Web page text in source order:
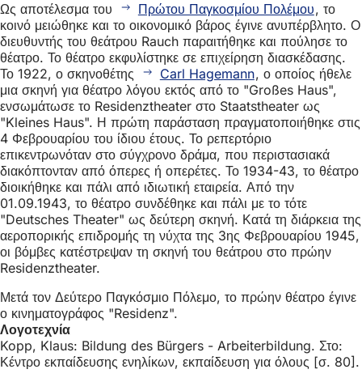
Ως αποτέλεσμα του
Πρώτου Παγκοσμίου Πολέμου, το
κοινό μειώθηκε και το οικονομικό βάρος έγινε ανυπέρβλητο. Ο
διευθυντής του θεάτρου Rauch παραιτήθηκε και πούλησε το
θέατρο. Το θέατρο εκφυλίστηκε σε επιχείρηση διασκέδασης.
Το 1922, ο σκηνοθέτης
Carl Hagemann, ο οποίος ήθελε
μια σκηνή για θέατρο λόγου εκτός από το "Großes Haus",
ενσωμάτωσε το Residenztheater στο Staatstheater ως
"Kleines Haus". Η πρώτη παράσταση πραγματοποιήθηκε στις
4 Φεβρουαρίου του ίδιου έτους. Το ρεπερτόριο
επικεντρωνόταν στο σύγχρονο δράμα, που περιστασιακά
διακόπτονταν από όπερες ή οπερέτες. Το 1934-43, το θέατρο
διοικήθηκε και πάλι από ιδιωτική εταιρεία. Από την
01.09.1943, το θέατρο συνδέθηκε και πάλι με το τότε
"Deutsches Theater" ως δεύτερη σκηνή. Κατά τη διάρκεια της
αεροπορικής επιδρομής τη νύχτα της 3ης Φεβρουαρίου 1945,
οι βόμβες κατέστρεψαν τη σκηνή του θεάτρου στο πρώην
Residenztheater.
Μετά τον Δεύτερο Παγκόσμιο Πόλεμο, το πρώην θέατρο έγινε
ο κινηματογράφος "Residenz".
Λογοτεχνία
Kopp, Klaus: Bildung des Bürgers - Arbeiterbildung. Στο:
Κέντρο εκπαίδευσης ενηλίκων, εκπαίδευση για όλους [σ. 80].